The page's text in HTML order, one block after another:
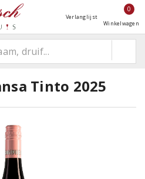
Verlanglijst
0
Winkelwagen
Tinto 2025